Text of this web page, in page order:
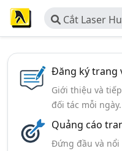
Cắt Laser
Đăng ký trang
Giới thiệu và
đối tác mỗi ngày.
Quảng cáo
Đứng đầu và